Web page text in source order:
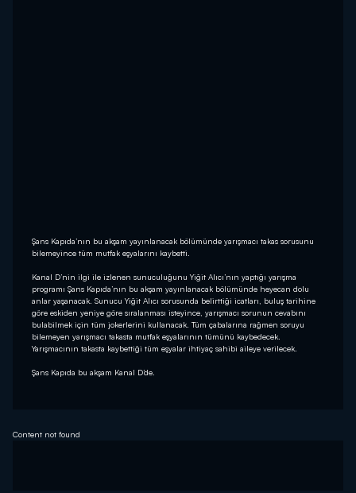
Şans Kapıda’nın bu akşam yayınlanacak bölümünde yarışmacı takas sorusunu
bilemeyince tüm mutfak eşyalarını kaybetti.
Kanal D’nin ilgi ile izlenen sunuculuğunu Yiğit Alıcı’nın yaptığı yarışma
programı Şans Kapıda’nın bu akşam yayınlanacak bölümünde heyecan dolu
anlar yaşanacak. Sunucu Yiğit Alıcı sorusunda belirttiği icatları, buluş tarihine
göre eskiden yeniye göre sıralanması isteyince, yarışmacı sorunun cevabını
bulabilmek için tüm jokerlerini kullanacak. Tüm çabalarına rağmen soruyu
bilemeyen yarışmacı takasta mutfak eşyalarının tümünü kaybedecek.
Yarışmacının takasta kaybettiği tüm eşyalar ihtiyaç sahibi aileye verilecek.
Şans Kapıda bu akşam Kanal D’de.
Content not found